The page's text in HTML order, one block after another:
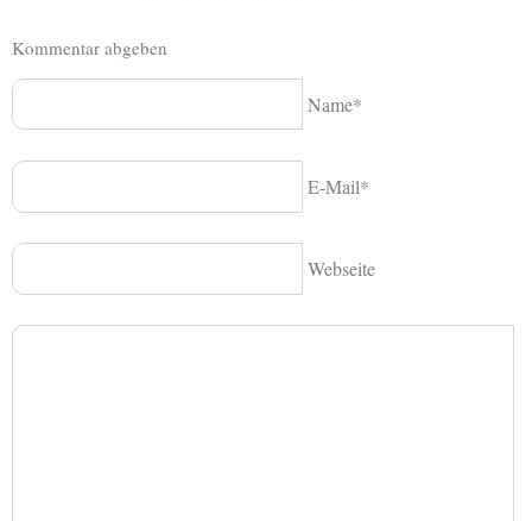
Kommentar abgeben
Name*
E-Mail*
Webseite